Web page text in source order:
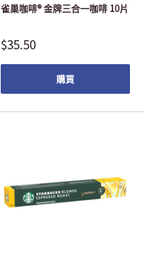
雀巢咖啡® 金牌三合一咖啡 10片
$35.50
購買